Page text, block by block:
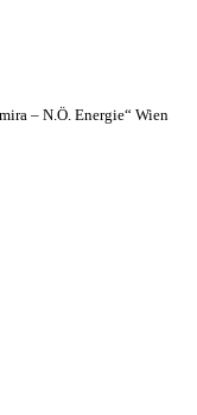
– N.Ö. Energie“ Wien